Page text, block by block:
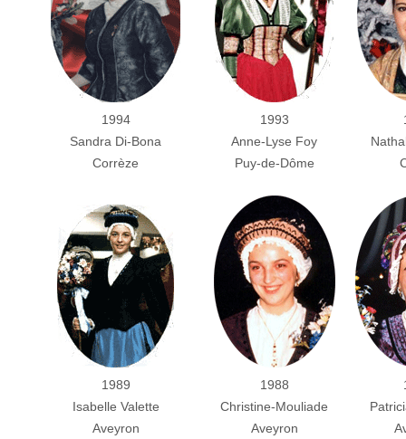
1994
Sandra Di-Bona
Corrèze
1993
Anne-Lyse Foy
Puy-de-Dôme
1989
Isabelle Valette
Aveyron
1988
Christine-Mouliade
Aveyron